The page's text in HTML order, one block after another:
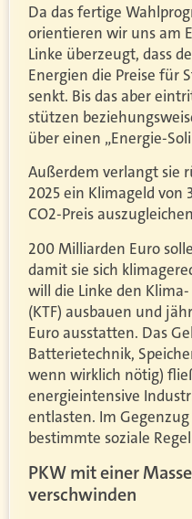
Da das fertige
orientieren wir uns am
Linke überzeugt, dass
Energien die Preise für
senkt. Bis das aber
stützen
über einen „Energie-
Außerdem verlangt sie
2025 ein Klimageld von
CO2-Preis
200 Milliarden Euro
damit sie sich
will die Linke den
(KTF) ausbauen und
Euro ausstatten. Das
Batterietechnik,
wenn wirklich nötig)
energieintensive
entlasten. Im
bestimmte soziale
PKW mit einer
verschwinden